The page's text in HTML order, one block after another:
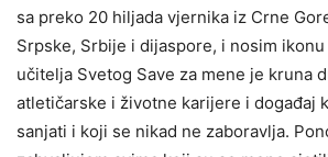
sa preko 20 hiljada vjernika iz Crne
Srpske, Srbije i dijaspore, i nosim
učitelja Svetog Save za mene je kruna
atletičarske i životne karijere i događaj
sanjati i koji se nikad ne zaboravlja.